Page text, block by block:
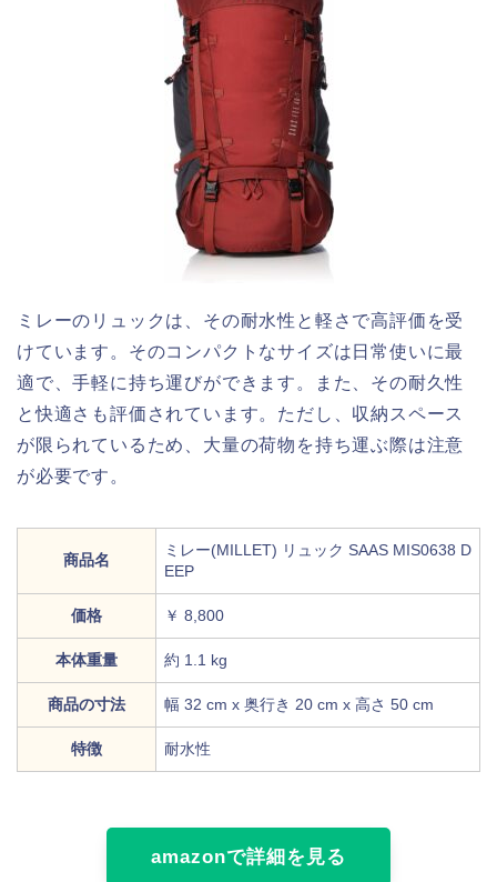
ミレーのリュックは、その耐水性と軽さで高評価を受
けています。そのコンパクトなサイズは日常使いに最
適で、手軽に持ち運びができます。また、その耐久性
と快適さも評価されています。ただし、収納スペース
が限られているため、大量の荷物を持ち運ぶ際は注意
が必要です。
商品名
ミレー(MILLET) リュック SAAS MIS0638 D
EEP
価格 ￥ 8,800
本体重量 約 1.1 kg
商品の寸法 幅 32 cm x 奥行き 20 cm x 高さ 50 cm
特徴 耐水性
amazonで詳細を見る